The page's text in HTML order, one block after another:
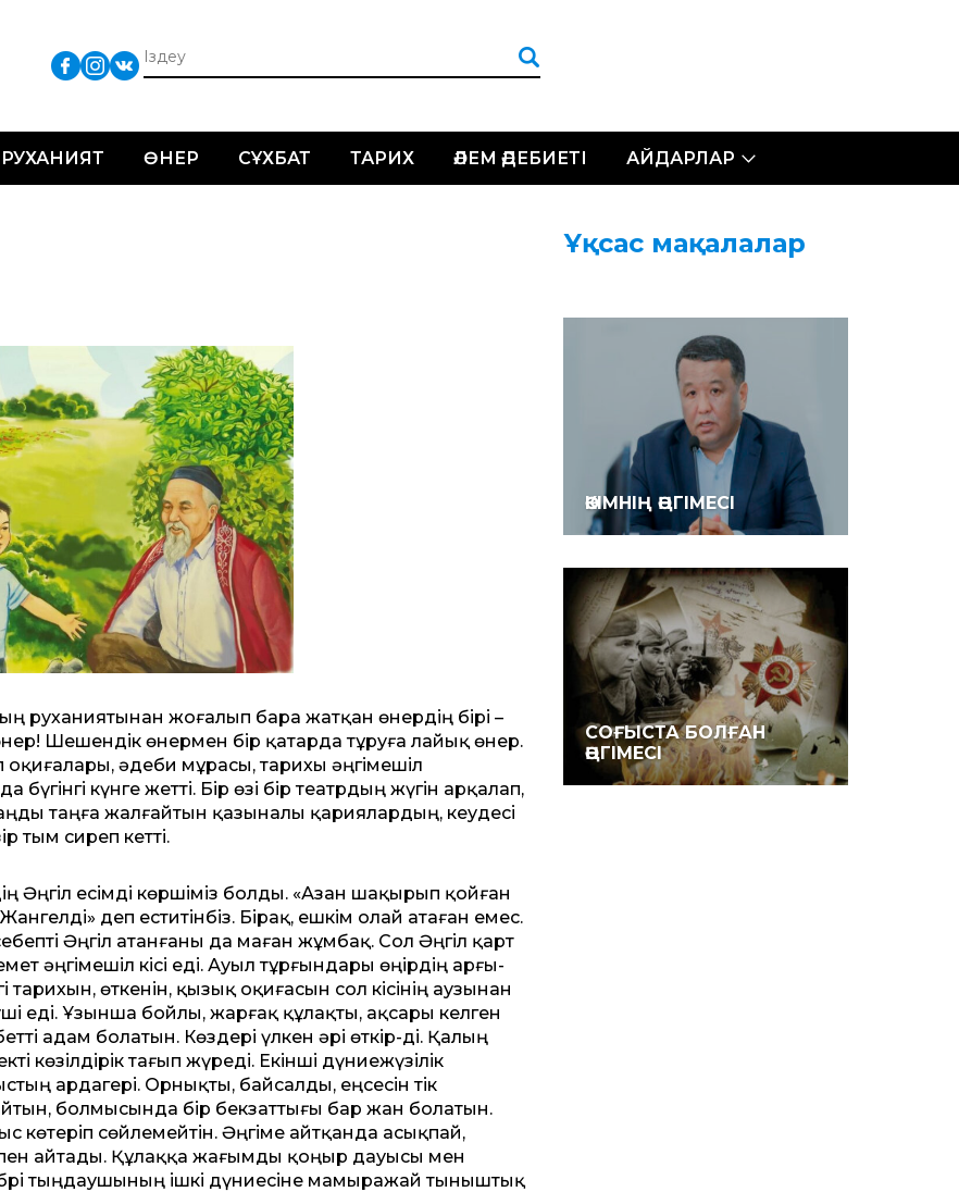
РУХАНИЯТ ӨНЕР СҰХБАТ ТАРИХ ӘЛЕМ ӘДЕБИЕТІ АЙДАРЛАР
руханиятынан жоғалып бара жатқан өнердің бірі –
Шешендік өнермен бір қатарда тұруға лайық өнер.
әдеби мұрасы, тарихы әңгімешіл
күнге жетті. Бір өзі бір театрдың жүгін арқалап,
таңға жалғайтын қазыналы қариялардың, кеудесі
тым сиреп кетті.
Әңгіл есімді көршіміз болды. «Азан шақырып қойған
деп еститінбіз. Бірақ, ешкім олай атаған емес.
Әңгіл атанғаны да маған жұмбақ. Сол Әңгіл қарт
әңгімешіл кісі еді. Ауыл тұрғындары өңірдің арғы-
тарихын, өткенін, қызық оқиғасын сол кісінің аузынан
еді. Ұзынша бойлы, жарғақ құлақты, ақсары келген
адам болатын. Көздері үлкен әрі өткір-ді. Қалың
көзілдірік тағып жүреді. Екінші дүниежүзілік
ардагері. Орнықты, байсалды, еңсесін тік
болмысында бір бекзаттығы бар жан болатын.
көтеріп сөйлемейтін. Әңгіме айтқанда асықпай,
айтады. Құлаққа жағымды қоңыр дауысы мен
тыңдаушының ішкі дүниесіне мамыражай тыныштық
Ұқсас мақалалар
ӘКІМНІҢ ӘҢГІМЕСІ
СОҒЫСТА БОЛҒАН
ӘҢГІМЕСІ